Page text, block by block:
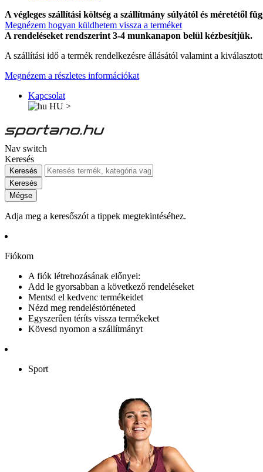
A végleges szállítási költség a szállítmány súlyától és méretétől
Megnézem hogyan küldhetem vissza a terméket
A rendeléseket rendszerint 3-4 munkanapon belül kézbesítjük.
A szállítási idő a termék rendelkezésre állásától valamint a
Megnézem a részletes információkat
Kapcsolat
HU >
Nav switch
Keresés
Keresés
Keresés
Mégse
Adja meg a keresőszót a tippek megtekintéséhez.
Fiókom
A fiók létrehozásának előnyei:
Add le gyorsabban a következő rendeléseket
Mentsd el kedvenc termékeidet
Nézd meg rendeléstörténeted
Egyszerűen téríts vissza termékeket
Kövesd nyomon a szállítmányt
Sport